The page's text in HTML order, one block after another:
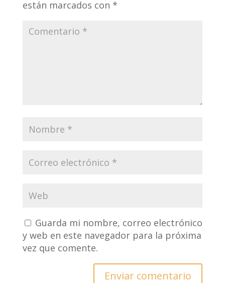
están marcados con *
Guarda mi nombre, correo electrónico
y web en este navegador para la próxima
vez que comente.